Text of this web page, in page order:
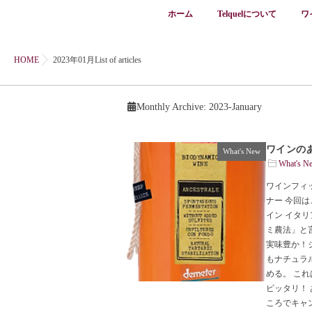
ホーム Telquelについて ワ
HOME 2023年01月List of articles
Monthly Archive: 2023-January
What's New ワインの
What's
ワインフィ
ナー 今回
イン イタ
ミ農法」と
実味豊か！
もナチュラ
める。 こ
ピッタリ！
ころでキャ